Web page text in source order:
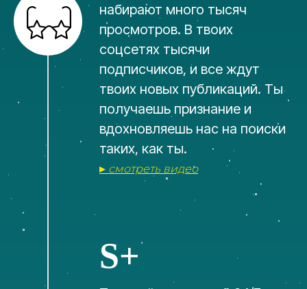
набирают много тысяч
просмотров. В твоих
соцсетях тысячи
подписчиков, и все ждут
твоих новых публикаций. Ты
получаешь признание и
вдохновляешь нас на поиски
таких, как ты.
▸ смотреть видео
S+